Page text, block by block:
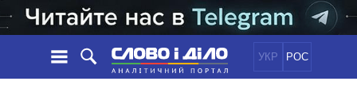
УКР РОС